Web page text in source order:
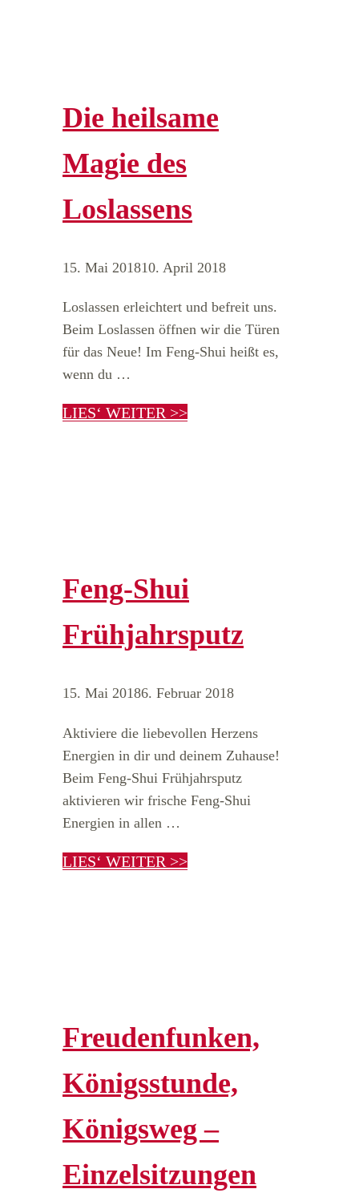
Die heilsame
Magie des
Loslassens
15. Mai 201810. April 2018
Loslassen erleichtert und befreit uns.
Beim Loslassen öffnen wir die Türen
für das Neue! Im Feng-Shui heißt es,
wenn du …
LIES‘ WEITER >>
Feng-Shui
Frühjahrsputz
15. Mai 20186. Februar 2018
Aktiviere die liebevollen Herzens
Energien in dir und deinem Zuhause!
Beim Feng-Shui Frühjahrsputz
aktivieren wir frische Feng-Shui
Energien in allen …
LIES‘ WEITER >>
Freudenfunken,
Königsstunde,
Königsweg –
Einzelsitzungen